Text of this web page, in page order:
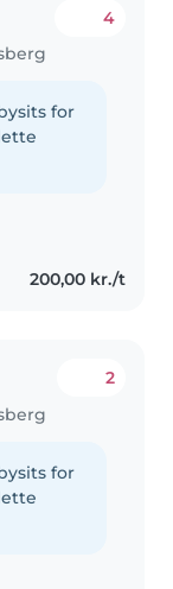
4
for
200,00 kr./t
2
for